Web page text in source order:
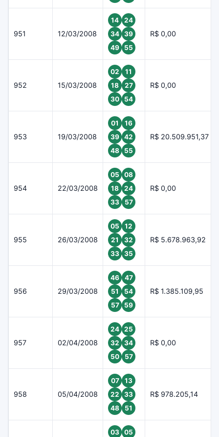
951 12/03/2008
14
24
34
39
49
55
R$ 0,00
952 15/03/2008
02
11
18
27
30
54
R$ 0,00
953 19/03/2008
01
16
39
42
48
55
R$ 20.509.951,37
954 22/03/2008
05
08
18
24
33
57
R$ 0,00
955 26/03/2008
05
12
21
32
33
35
R$ 5.678.963,92
956 29/03/2008
46
47
51
54
57
59
R$ 1.385.109,95
957 02/04/2008
24
25
32
34
50
57
R$ 0,00
958 05/04/2008
07
13
22
33
48
51
R$ 978.205,14
03
05